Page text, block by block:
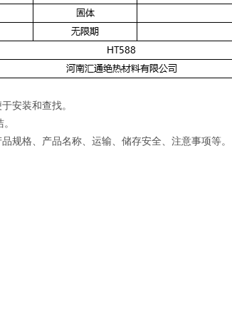
安装和查找。
规格、产品名称、运输、储存安全、注意事项等。